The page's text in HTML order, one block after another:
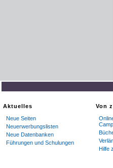
Aktuelles
Neue Seiten
Neuerwerbungslisten
Neue Datenbanken
Führungen und Schulungen
Von
Hilfe